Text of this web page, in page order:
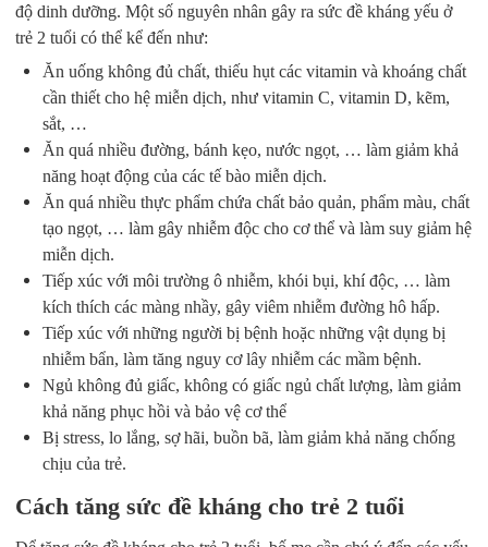
độ dinh dưỡng. Một số nguyên nhân gây ra sức đề kháng yếu ở
trẻ 2 tuổi có thể kể đến như:
Ăn uống không đủ chất, thiếu hụt các vitamin và khoáng chất
cần thiết cho hệ miễn dịch, như vitamin C, vitamin D, kẽm,
sắt, …
Ăn quá nhiều đường, bánh kẹo, nước ngọt, … làm giảm khả
năng hoạt động của các tế bào miễn dịch.
Ăn quá nhiều thực phẩm chứa chất bảo quản, phẩm màu, chất
tạo ngọt, … làm gây nhiễm độc cho cơ thể và làm suy giảm hệ
miễn dịch.
Tiếp xúc với môi trường ô nhiễm, khói bụi, khí độc, … làm
kích thích các màng nhầy, gây viêm nhiễm đường hô hấp.
Tiếp xúc với những người bị bệnh hoặc những vật dụng bị
nhiễm bẩn, làm tăng nguy cơ lây nhiễm các mầm bệnh.
Ngủ không đủ giấc, không có giấc ngủ chất lượng, làm giảm
khả năng phục hồi và bảo vệ cơ thể
Bị stress, lo lắng, sợ hãi, buồn bã, làm giảm khả năng chống
chịu của trẻ.
Cách tăng sức đề kháng cho trẻ 2 tuổi